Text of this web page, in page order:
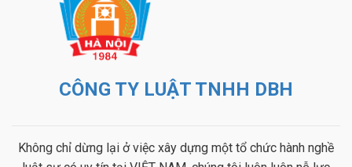
CÔNG TY LUẬT TNHH DBH
Không chỉ dừng lại ở việc xây dựng một tổ chức hành nghề